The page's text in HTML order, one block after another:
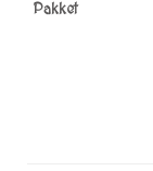
Pakket